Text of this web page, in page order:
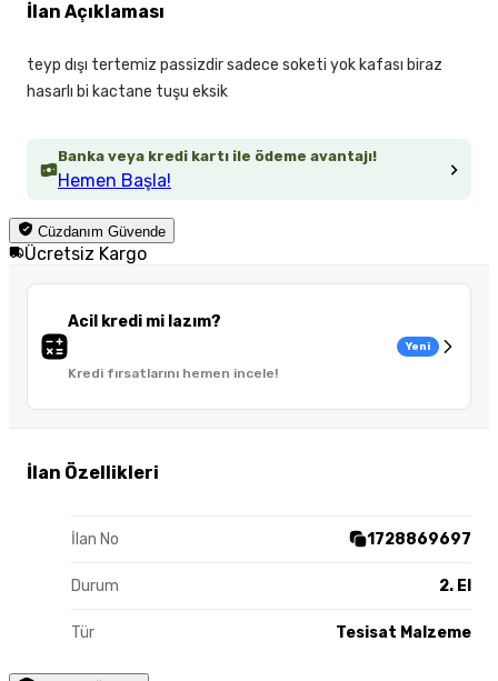
Banka veya kredi kartı ile ödeme avantajı!
Hemen Başla!
Cüzdanım Güvende
Ücretsiz Kargo
Acil kredi mi lazım?
Kredi fırsatlarını hemen incele!
Yeni
İlan Özellikleri
İlan No 1728869697
Durum 2. El
Tür Tesisat Malzeme
İlan Açıklaması
teyp dışı tertemiz passizdir sadece soketi yok kafası biraz
hasarlı bi kactane tuşu eksik